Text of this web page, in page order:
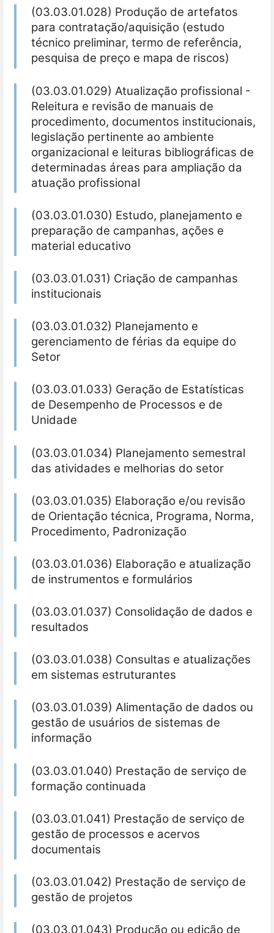
(03.03.01.028) Produção de artefatos
para contratação/aquisição (estudo
técnico preliminar, termo de referência,
pesquisa de preço e mapa de riscos)
(03.03.01.029) Atualização profissional -
Releitura e revisão de manuais de
procedimento, documentos institucionais,
legislação pertinente ao ambiente
organizacional e leituras bibliográficas de
determinadas áreas para ampliação da
atuação profissional
(03.03.01.030) Estudo, planejamento e
preparação de campanhas, ações e
material educativo
(03.03.01.031) Criação de campanhas
institucionais
(03.03.01.032) Planejamento e
gerenciamento de férias da equipe do
Setor
(03.03.01.033) Geração de Estatísticas
de Desempenho de Processos e de
Unidade
(03.03.01.034) Planejamento semestral
das atividades e melhorias do setor
(03.03.01.035) Elaboração e/ou revisão
de Orientação técnica, Programa, Norma,
Procedimento, Padronização
(03.03.01.036) Elaboração e atualização
de instrumentos e formulários
(03.03.01.037) Consolidação de dados e
resultados
(03.03.01.038) Consultas e atualizações
em sistemas estruturantes
(03.03.01.039) Alimentação de dados ou
gestão de usuários de sistemas de
informação
(03.03.01.040) Prestação de serviço de
formação continuada
(03.03.01.041) Prestação de serviço de
gestão de processos e acervos
documentais
(03.03.01.042) Prestação de serviço de
gestão de projetos
(03.03.01.043) Produção ou edição de